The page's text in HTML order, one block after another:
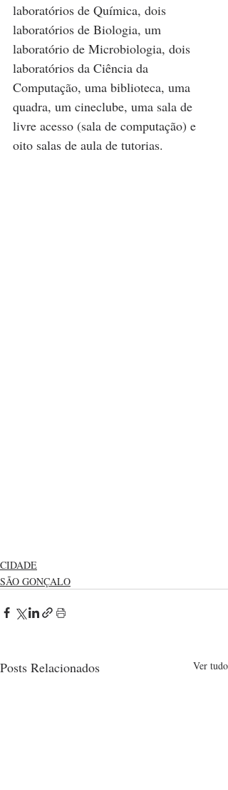
laboratórios de Química, dois
laboratórios de Biologia, um
laboratório de Microbiologia, dois
laboratórios da Ciência da
Computação, uma biblioteca, uma
quadra, um cineclube, uma sala de
livre acesso (sala de computação) e
oito salas de aula de tutorias.
CIDADE
SÃO GONÇALO
Posts Relacionados Ver tudo